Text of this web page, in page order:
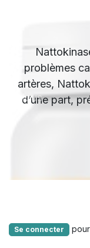
problèmes cardiaques.
artères,
d’une part,
caillots
Previous
Se connecter